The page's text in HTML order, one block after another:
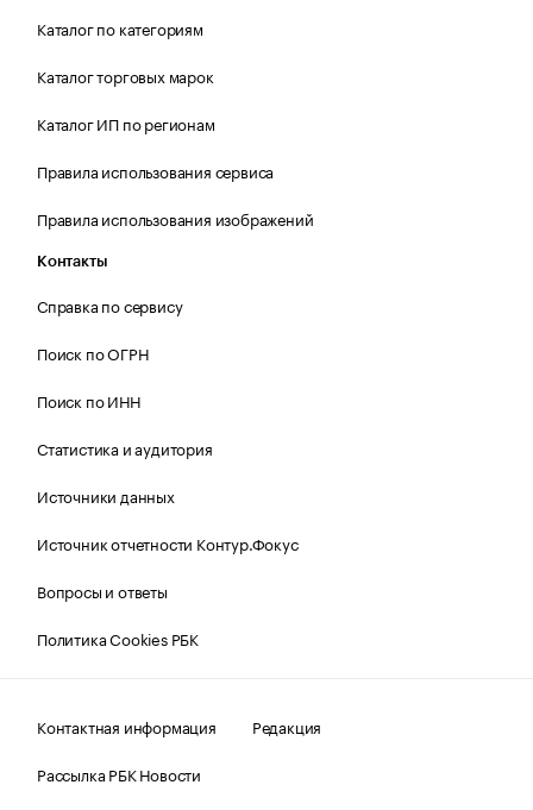
Каталог по категориям
Каталог торговых марок
Каталог ИП по регионам
Правила использования сервиса
Правила использования изображений
Контакты
Справка по сервису
Поиск по ОГРН
Поиск по ИНН
Статистика и аудитория
Источники данных
Источник отчетности Контур.Фокус
Вопросы и ответы
Политика Cookies РБК
Контактная информация
Редакция
Рассылка РБК Новости